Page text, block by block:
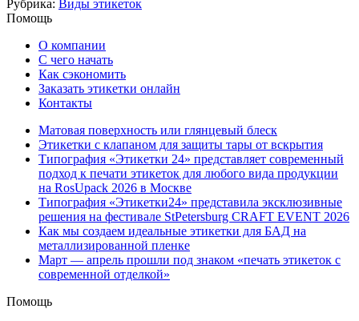
Рубрика: Виды этикеток
Помощь
О компании
С чего начать
Как сэкономить
Заказать этикетки онлайн
Контакты
Матовая поверхность или глянцевый блеск
Этикетки с клапаном для защиты тары от вскрытия
Типография «Этикетки 24» представляет современный
подход к печати этикеток для любого вида продукции
на RosUpack 2026 в Москве
Типография «Этикетки24» представила эксклюзивные
решения на фестивале StPetersburg CRAFT EVENT 2026
Как мы создаем идеальные этикетки для БАД на
металлизированной пленке
Март — апрель прошли под знаком «печать этикеток с
современной отделкой»
Помощь